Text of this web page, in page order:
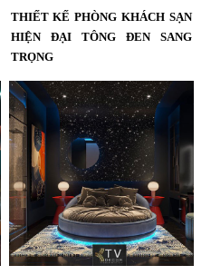
THIẾT KẾ PHÒNG KHÁCH SẠN
HIỆN ĐẠI TÔNG ĐEN SANG
TRỌNG
Thiết Kế Phòng Khách Sạn Hiện Đại
Tông Đen Sang Trọng | Ánh Sáng
Mặt Trăng Ấn Tượng | KTV GROUP...